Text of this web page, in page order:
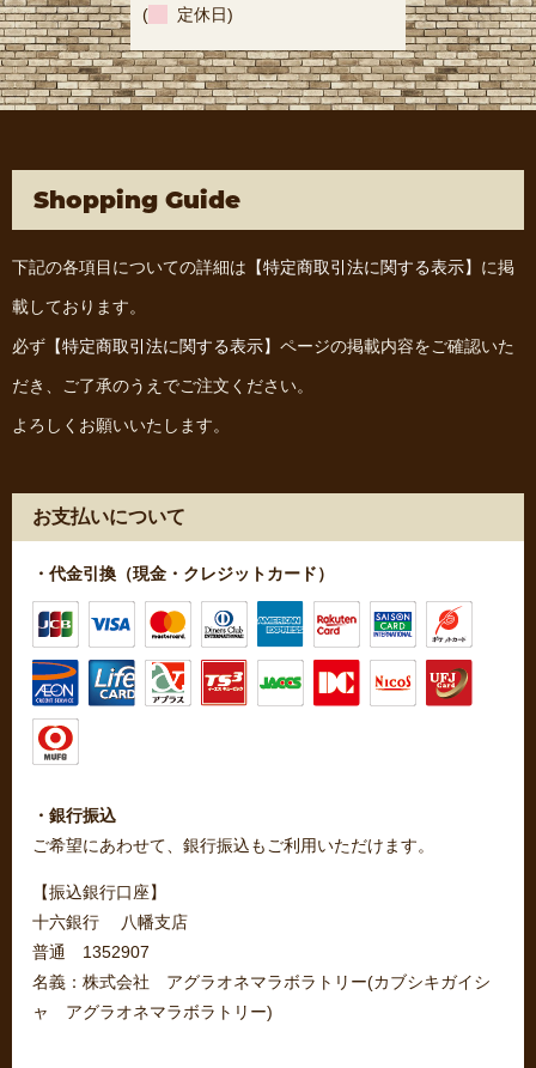
( 定休日)
Shopping Guide
下記の各項目についての詳細は 【特定商取引法に関する表示】 に掲
載しております。
必ず 【特定商取引法に関する表示】 ページの掲載内容をご確認いた
だき、ご了承のうえでご注文ください。
よろしくお願いいたします。
お支払いについて
・代金引換（現金・クレジットカード）
・銀行振込
ご希望にあわせて、銀行振込もご利用いただけます。
【振込銀行口座】
十六銀行 八幡支店
普通 1352907
名義：株式会社 アグラオネマラボラトリー(カブシキガイシ
ャ アグラオネマラボラトリー)